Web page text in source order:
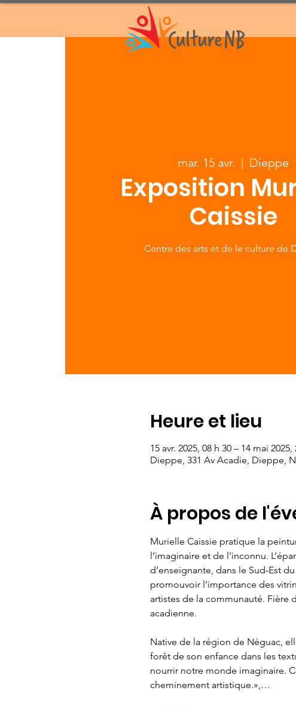
mar. 15 avr.
  |
Dieppe
Exposition
Caissie
Centre des arts et de le culture de
Heure et lieu
15 avr. 2025, 08 h 30 – 14 mai 2025,
Dieppe, 331 Av Acadie, Dieppe,
À propos de
Murielle Caissie pratique la
l’imaginaire et de l’inconnu.
d’enseignante, dans le Sud-Est
promouvoir l’importance des
artistes de la communauté. Fière
acadienne.
Native de la région de Néguac,
forêt de son enfance dans les
nourrir notre monde imaginaire.
cheminement artistique.»,…